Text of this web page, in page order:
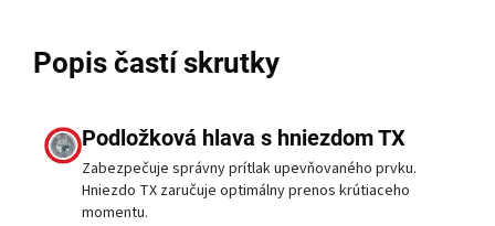
Popis častí skrutky
Podložková hlava s hniezdom TX
Zabezpečuje správny prítlak upevňovaného prvku.
Hniezdo TX zaručuje optimálny prenos krútiaceho
momentu.